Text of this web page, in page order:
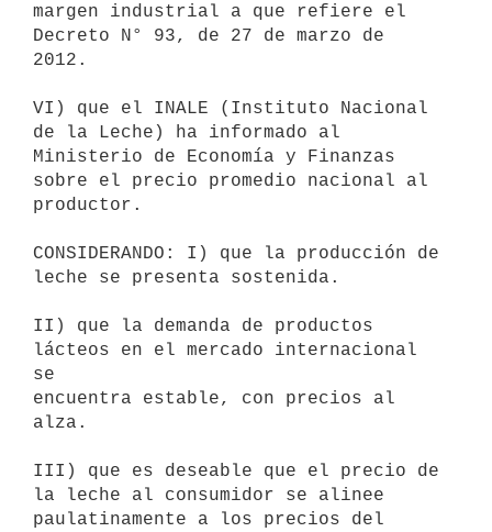
margen industrial a que refiere el
Decreto N° 93, de 27 de marzo de
2012.
VI) que el INALE (Instituto Nacional
de la Leche) ha informado al
Ministerio de Economía y Finanzas
sobre el precio promedio nacional al
productor.
CONSIDERANDO: I) que la producción de
leche se presenta sostenida.
II) que la demanda de productos
lácteos en el mercado internacional
se
encuentra estable, con precios al
alza.
III) que es deseable que el precio de
la leche al consumidor se alinee
paulatinamente a los precios del